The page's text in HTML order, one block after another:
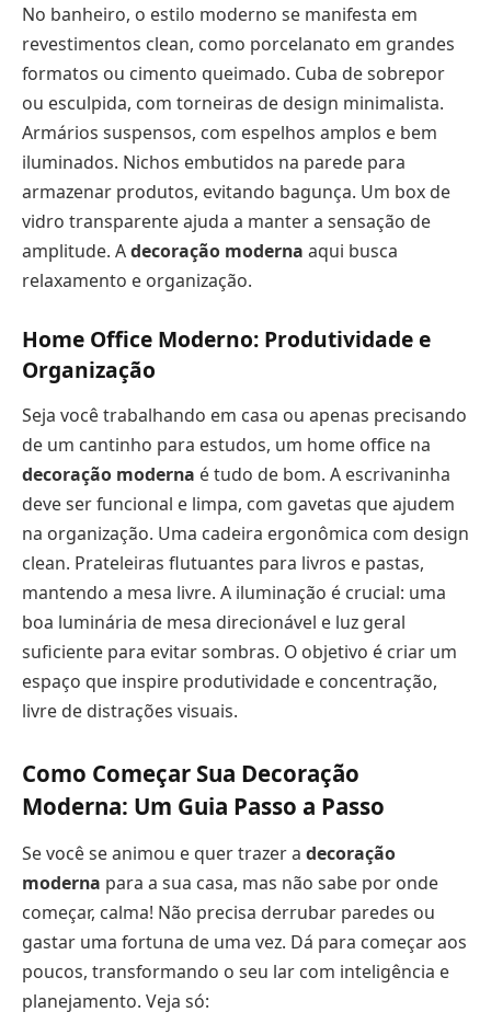
No banheiro, o estilo moderno se manifesta em
revestimentos clean, como porcelanato em grandes
formatos ou cimento queimado. Cuba de sobrepor
ou esculpida, com torneiras de design minimalista.
Armários suspensos, com espelhos amplos e bem
iluminados. Nichos embutidos na parede para
armazenar produtos, evitando bagunça. Um box de
vidro transparente ajuda a manter a sensação de
amplitude. Adecoração moderna aqui busca
relaxamento e organização.
Home Office Moderno: Produtividade e
Organização
Seja você trabalhando em casa ou apenas precisando
de um cantinho para estudos, um home office na
decoração moderna é tudo de bom. A escrivaninha
deve ser funcional e limpa, com gavetas que ajudem
na organização. Uma cadeira ergonômica com design
clean. Prateleiras flutuantes para livros e pastas,
mantendo a mesa livre. A iluminação é crucial: uma
boa luminária de mesa direcionável e luz geral
suficiente para evitar sombras. O objetivo é criar um
espaço que inspire produtividade e concentração,
livre de distrações visuais.
Como Começar Sua Decoração
Moderna: Um Guia Passo a Passo
Se você se animou e quer trazer a decoração
moderna para a sua casa, mas não sabe por onde
começar, calma! Não precisa derrubar paredes ou
gastar uma fortuna de uma vez. Dá para começar aos
poucos, transformando o seu lar com inteligência e
planejamento. Veja só: